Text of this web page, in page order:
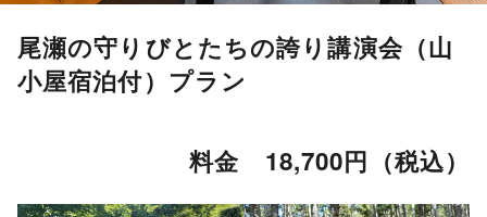
尾瀬の守りびとたちの誇り講演会（山
小屋宿泊付）プラン
料金 18,700円（税込）